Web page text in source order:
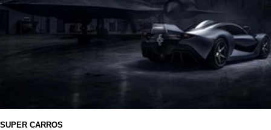
SUPER CARROS